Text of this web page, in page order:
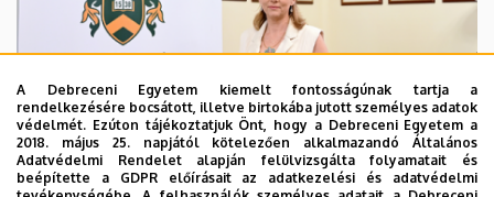
2026. augusztus 5.
A Debreceni Egyetem kiemelt fontosságúnak tartja a
rendelkezésére bocsátott, illetve birtokába jutott személyes adatok
védelmét. Ezúton tájékoztatjuk Önt, hogy a Debreceni Egyetem a
2018. május 25. napjától kötelezően alkalmazandó Általános
Adatvédelmi Rendelet alapján felülvizsgálta folyamatait és
beépítette a GDPR előírásait az adatkezelési és adatvédelmi